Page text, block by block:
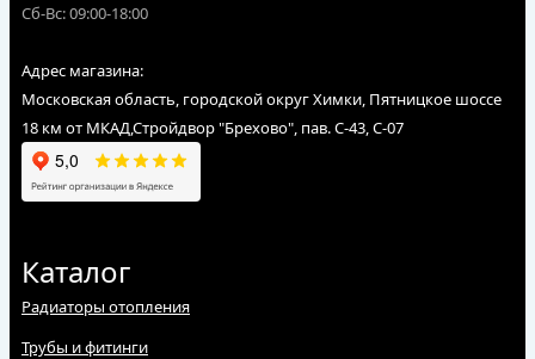
Сб-Вс: 09:00-18:00
Адрес магазина:
Московская область, городской округ Химки, Пятницкое шоссе
18 км от МКАД,Стройдвор "Брехово", пав. С-43, С-07
Каталог
Радиаторы отопления
Трубы и фитинги